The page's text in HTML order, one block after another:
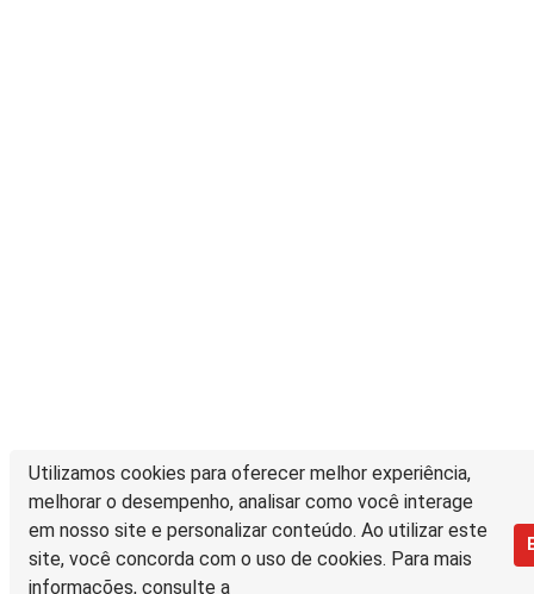
Utilizamos cookies para oferecer melhor experiência,
melhorar o desempenho, analisar como você interage
em nosso site e personalizar conteúdo. Ao utilizar este
site, você concorda com o uso de cookies. Para mais
informações, consulte a